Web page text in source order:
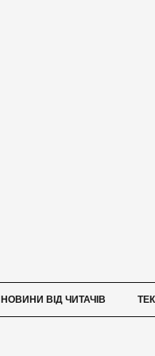
НОВИНИ ВІД ЧИТАЧІВ